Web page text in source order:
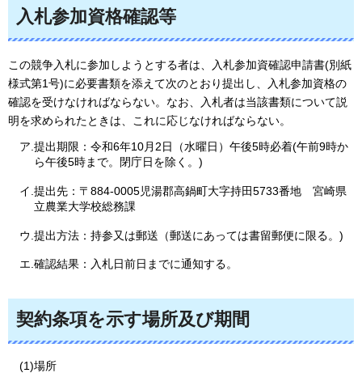
入札参加資格確認等
この競争入札に参加しようとする者は、入札参加資確認申請書(別紙
様式第1号)に必要書類を添えて次のとおり提出し、入札参加資格の
確認を受けなければならない。なお、入札者は当該書類について説
明を求められたときは、これに応じなければならない。
ア.提出期限：令和6年10月2日（水曜日）午後5時必着(午前9時か
ら午後5時まで。閉庁日を除く。)
イ.提出先：〒884-0005児湯郡高鍋町大字持田5733番地
宮崎県
立農業大学校総務課
ウ.提出方法：持参又は郵送（郵送にあっては書留郵便に限る。)
エ.確認結果：入札日前日までに通知する。
契約条項を示す場所及び期間
(1)場所